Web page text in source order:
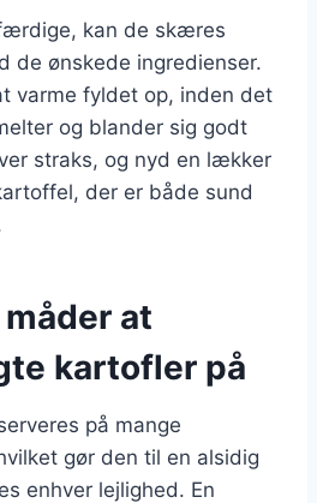
kan de skæres
de ønskede ingredienser.
varme fyldet op, inden det
og blander sig godt
straks, og nyd en lækker
der er både sund
at
kartofler på
på mange
gør den til en alsidig
enhver lejlighed. En